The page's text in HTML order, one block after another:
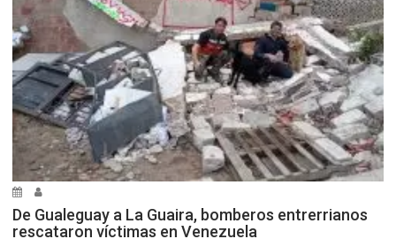
De Gualeguay a La Guaira, bomberos entrerrianos
rescataron víctimas en Venezuela